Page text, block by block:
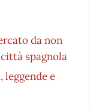
da non
spagnola
leggende e